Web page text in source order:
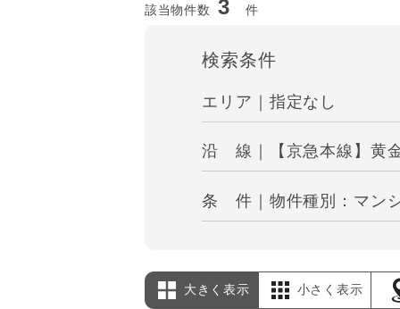
該当物件数 3 件
検索条件
エリア｜指定なし
沿 線｜【京急本線】黄
条 件｜物件種別：マン
大きく表示 小さく表示